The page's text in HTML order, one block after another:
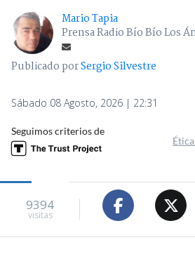
Mario Tapia
Prensa Radio Bío Bío Los
Publicado porSergio Silvestre
Sábado 08 Agosto, 2026 | 22:31
Seguimos criterios de
9394
visitas